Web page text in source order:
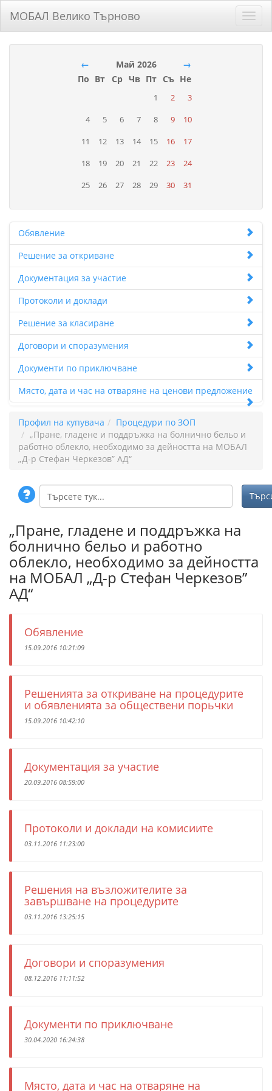
МОБАЛ Велико Търново
← Май 2026
→
По Вт Ср Чв Пт Съ Не
1 2
3
4
5 6 7 8 9
10
11
12 13 14 15 16
17
18
19 20 21 22 23
24
25
26 27 28 29 30 31
Обявление
Решение за откриване
Документация за участие
Протоколи и доклади
Решение за класиране
Договори и споразумения
Документи по приключване
Място, дата и час на отваряне на ценови предложение
Профил на купувача
Процедури по ЗОП
„Пране, гладене и поддръжка на болнично бельо и
работно облекло, необходимо за дейността на МОБАЛ
„Д-р Стефан Черкезов” АД“
„Пране, гладене и поддръжка на
болнично бельо и работно
облекло, необходимо за дейността
на МОБАЛ „Д-р Стефан Черкезов”
АД“
Обявление
15.09.2016 10:21:09
Решенията за откриване на процедурите
и обявленията за обществени порьчки
15.09.2016 10:42:10
Документация за участие
20.09.2016 08:59:00
Протоколи и доклади на комисиите
03.11.2016 11:23:00
Решения на възложителите за
завършване на процедурите
03.11.2016 13:25:15
Договори и споразумения
08.12.2016 11:11:52
Документи по приключване
30.04.2020 16:24:38
Място, дата и час на отваряне на